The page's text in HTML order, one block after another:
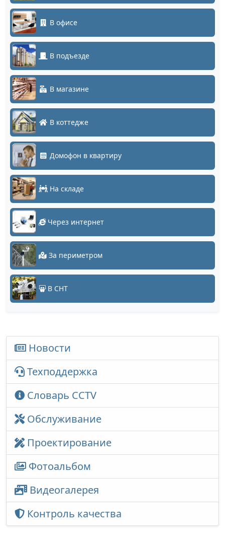
В офисе
В подъезде
В магазине
В коттедже
Домофон в квартиру
На складе
Через интернет
За периметром
В СНТ
Новости
Техподдержка
Словарь CCTV
Обслуживание
Проектирование
Фотоальбом
Видеогалерея
Контроль качества